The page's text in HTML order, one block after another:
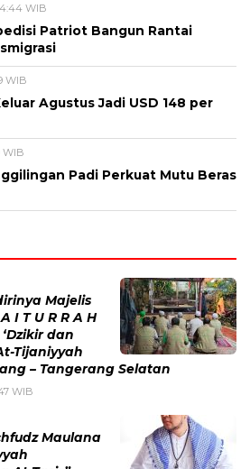
WIB
Patriot Bangun Rantai
WIB
Agustus Jadi USD 148 per
WIB
Padi Perkuat Mutu Beras
Majelis
I T U R R A H
‘Dzikir dan
Tijaniyyah
– Tangerang Selatan
WIB
Maulana